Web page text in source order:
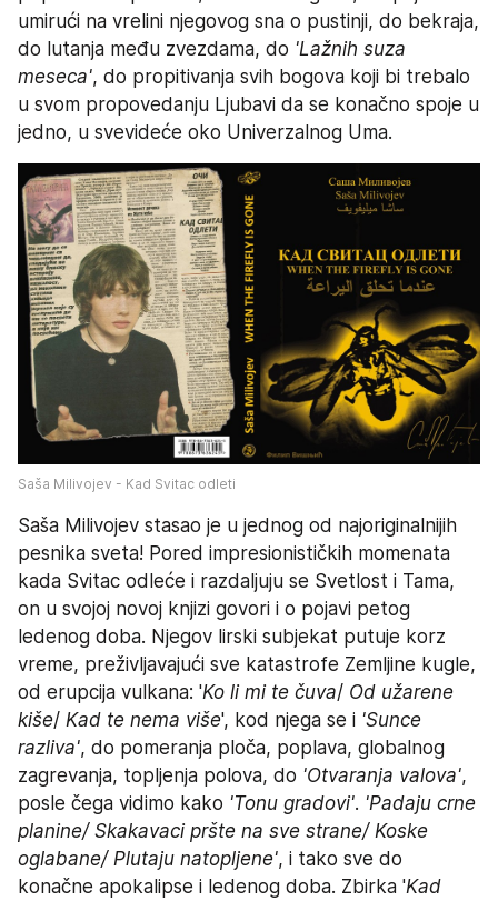
umirući na vrelini njegovog sna o pustinji, do bekraja,
do lutanja među zvezdama, do 'Lažnih suza
meseca', do propitivanja svih bogova koji bi trebalo
u svom propovedanju Ljubavi da se konačno spoje u
jedno, u svevideće oko Univerzalnog Uma.
Saša Milivojev - Kad Svitac odleti
Saša Milivojev stasao je u jednog od najoriginalnijih
pesnika sveta! Pored impresionističkih momenata
kada Svitac odleće i razdaljuju se Svetlost i Tama,
on u svojoj novoj knjizi govori i o pojavi petog
ledenog doba. Njegov lirski subjekat putuje korz
vreme, preživljavajući sve katastrofe Zemljine kugle,
od erupcija vulkana: 'Ko li mi te čuva/ Od užarene
kiše/ Kad te nema više', kod njega se i 'Sunce
razliva', do pomeranja ploča, poplava, globalnog
zagrevanja, topljenja polova, do 'Otvaranja valova',
posle čega vidimo kako 'Tonu gradovi'. 'Padaju crne
planine/ Skakavaci pršte na sve strane/ Koske
oglabane/ Plutaju natopljene', i tako sve do
konačne apokalipse i ledenog doba. Zbirka 'Kad